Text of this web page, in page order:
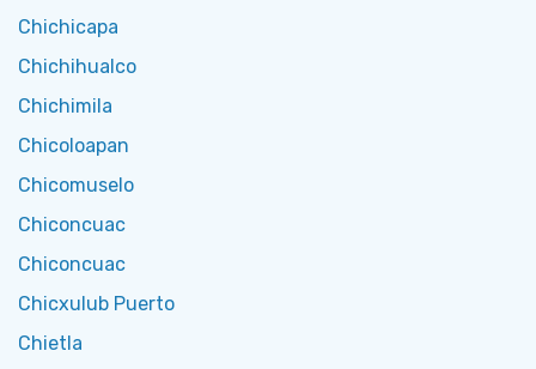
Chichicapa
Chichihualco
Chichimila
Chicoloapan
Chicomuselo
Chiconcuac
Chiconcuac
Chicxulub Puerto
Chietla